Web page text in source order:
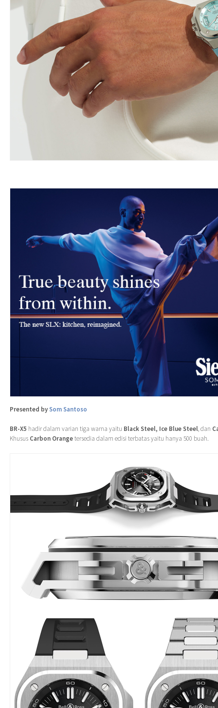
Presented by Som Santoso
BR-X5 hadir dalam varian tiga warna yaitu Black Steel, Ice Blue Steel, dan
Khusus Carbon Orangetersedia dalam edisi terbatas yaitu hanya 500 buah.